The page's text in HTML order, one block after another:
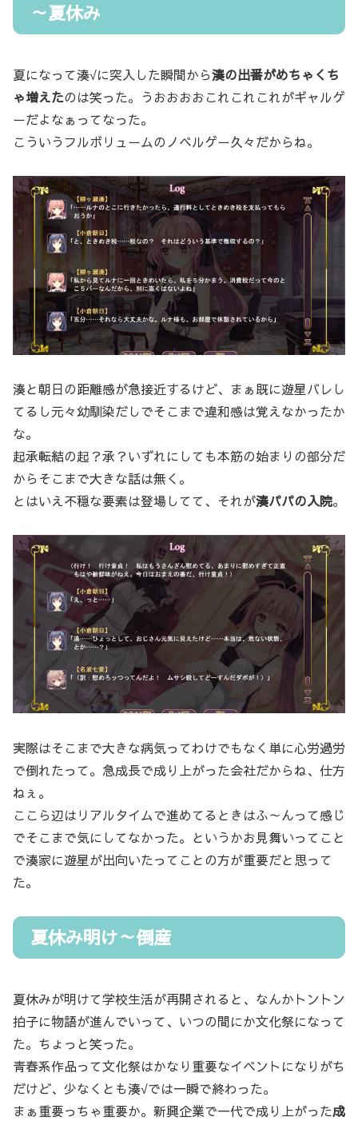
～夏休み
夏になって湊√に突入した瞬間から湊の出番がめちゃくち
ゃ増えたのは笑った。うおおおおこれこれこれがギャルゲ
ーだよなぁってなった。
こういうフルボリュームのノベルゲー久々だからね。
湊と朝日の距離感が急接近するけど、まぁ既に遊星バレし
てるし元々幼馴染だしでそこまで違和感は覚えなかったか
な。
起承転結の起？承？いずれにしても本筋の始まりの部分だ
からそこまで大きな話は無く。
とはいえ不穏な要素は登場してて、それが湊パパの入院。
実際はそこまで大きな病気ってわけでもなく単に心労過労
で倒れたって。急成長で成り上がった会社だからね、仕方
ねぇ。
ここら辺はリアルタイムで進めてるときはふ～んって感じ
でそこまで気にしてなかった。というかお見舞いってこと
で湊家に遊星が出向いたってことの方が重要だと思って
た。
夏休み明け～倒産
夏休みが明けて学校生活が再開されると、なんかトントン
拍子に物語が進んでいって、いつの間にか文化祭になって
た。ちょっと笑った。
青春系作品って文化祭はかなり重要なイベントになりがち
だけど、少なくとも湊√では一瞬で終わった。
まぁ重要っちゃ重要か。新興企業で一代で成り上がった成